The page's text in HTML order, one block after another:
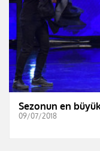
Sezonun en
09/07/2018